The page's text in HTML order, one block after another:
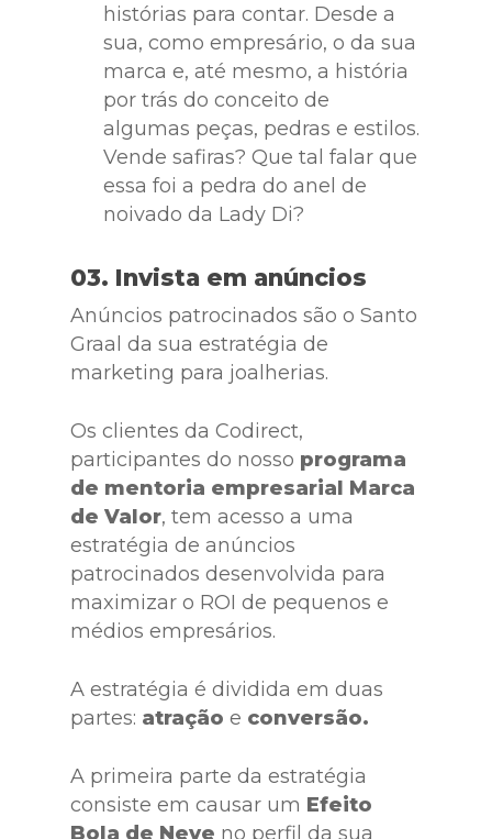
histórias para contar. Desde a
sua, como empresário, o da sua
marca e, até mesmo, a história
por trás do conceito de
algumas peças, pedras e estilos.
Vende safiras? Que tal falar que
essa foi a pedra do anel de
noivado da Lady Di?
03. Invista em anúncios
Anúncios patrocinados são o Santo
Graal da sua estratégia de
marketing para joalherias.
Os clientes da Codirect,
participantes do nosso programa
de mentoria empresarial Marca
de Valor, tem acesso a uma
estratégia de anúncios
patrocinados desenvolvida para
maximizar o ROI de pequenos e
médios empresários.
A estratégia é dividida em duas
partes: atração e conversão.
A primeira parte da estratégia
consiste em causar um Efeito
Bola de Neve no perfil da sua